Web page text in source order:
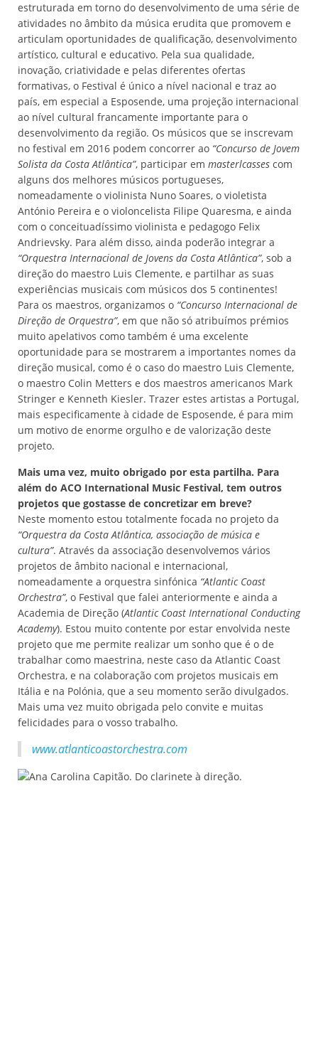
estruturada em torno do desenvolvimento de uma série de
atividades no âmbito da música erudita que promovem e
articulam oportunidades de qualificação, desenvolvimento
artístico, cultural e educativo. Pela sua qualidade,
inovação, criatividade e pelas diferentes ofertas
formativas, o Festival é único a nível nacional e traz ao
país, em especial a Esposende, uma projeção internacional
ao nível cultural francamente importante para o
desenvolvimento da região. Os músicos que se inscrevam
no festival em 2016 podem concorrer ao “Concurso de Jovem
Solista da Costa Atlântica”, participar em masterlcasses com
alguns dos melhores músicos portugueses,
nomeadamente o violinista Nuno Soares, o violetista
António Pereira e o violoncelista Filipe Quaresma, e ainda
com o conceituadíssimo violinista e pedagogo Felix
Andrievsky. Para além disso, ainda poderão integrar a
“Orquestra Internacional de Jovens da Costa Atlântica”, sob a
direção do maestro Luis Clemente, e partilhar as suas
experiências musicais com músicos dos 5 continentes!
Para os maestros, organizamos o “Concurso Internacional de
Direção de Orquestra”, em que não só atribuímos prémios
muito apelativos como também é uma excelente
oportunidade para se mostrarem a importantes nomes da
direção musical, como é o caso do maestro Luis Clemente,
o maestro Colin Metters e dos maestros americanos Mark
Stringer e Kenneth Kiesler. Trazer estes artistas a Portugal,
mais especificamente à cidade de Esposende, é para mim
um motivo de enorme orgulho e de valorização deste
projeto.
Mais uma vez, muito obrigado por esta partilha. Para
além do ACO International Music Festival, tem outros
projetos que gostasse de concretizar em breve?
Neste momento estou totalmente focada no projeto da
“Orquestra da Costa Atlântica, associação de música e
cultura”. Através da associação desenvolvemos vários
projetos de âmbito nacional e internacional,
nomeadamente a orquestra sinfónica “Atlantic Coast
Orchestra”, o Festival que falei anteriormente e ainda a
Academia de Direção (Atlantic Coast International Conducting
Academy). Estou muito contente por estar envolvida neste
projeto que me permite realizar um sonho que é o de
trabalhar como maestrina, neste caso da Atlantic Coast
Orchestra, e na colaboração com projetos musicais em
Itália e na Polónia, que a seu momento serão divulgados.
Mais uma vez muito obrigada pelo convite e muitas
felicidades para o vosso trabalho.
www.atlanticoastorchestra.com